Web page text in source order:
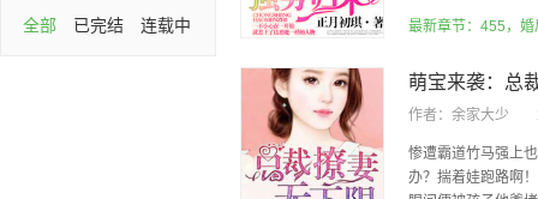
全部
已完结 连载中
作者： 余家大少
惨遭霸道竹马强上
办？揣着娃跑路啊